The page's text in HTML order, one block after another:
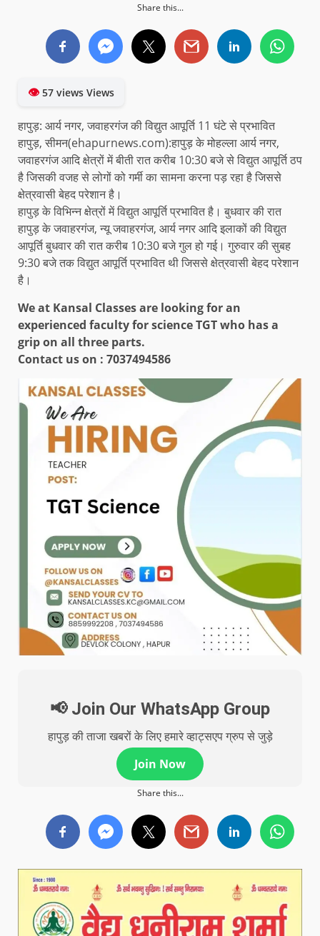
Share this...
👁57 views Views
हापुड़: आर्य नगर, जवाहरगंज की विद्युत आपूर्ति 11 घंटे से प्रभावित
हापुड़, सीमन(ehapurnews.com):हापुड़ के मोहल्ला आर्य नगर,
जवाहरगंज आदि क्षेत्रों में बीती रात करीब 10:30 बजे से विद्युत आपूर्ति ठप
है जिसकी वजह से लोगों को गर्मी का सामना करना पड़ रहा है जिससे
क्षेत्रवासी बेहद परेशान है।
हापुड़ के विभिन्न क्षेत्रों में विद्युत आपूर्ति प्रभावित है। बुधवार की रात
हापुड़ के जवाहरगंज, न्यू जवाहरगंज, आर्य नगर आदि इलाकों की विद्युत
आपूर्ति बुधवार की रात करीब 10:30 बजे गुल हो गई। गुरुवार की सुबह
9:30 बजे तक विद्युत आपूर्ति प्रभावित थी जिससे क्षेत्रवासी बेहद परेशान
है।
We at Kansal Classes are looking for an
experienced faculty for science TGT who has a
grip on all three parts.
Contact us on : 7037494586
📢 Join Our WhatsApp Group
हापुड़ की ताजा खबरों के लिए हमारे व्हाट्सएप ग्रुप से जुड़े
Join Now
Share this...